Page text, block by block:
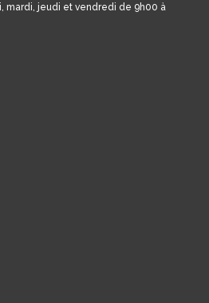
mardi, jeudi et vendredi de 9h00 à